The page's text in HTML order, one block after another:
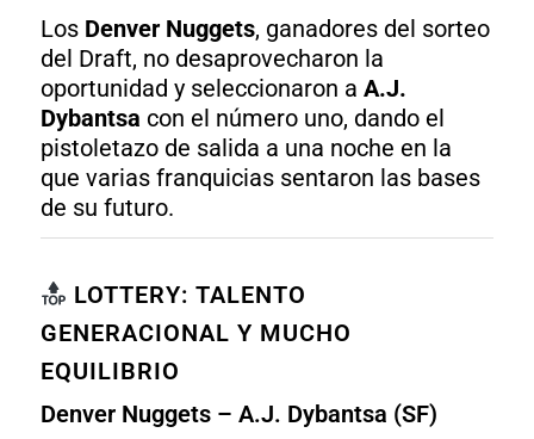
Los Denver Nuggets, ganadores del sorteo
del Draft, no desaprovecharon la
oportunidad y seleccionaron a A.J.
Dybantsa con el número uno, dando el
pistoletazo de salida a una noche en la
que varias franquicias sentaron las bases
de su futuro.
LOTTERY: TALENTO
GENERACIONAL Y MUCHO
EQUILIBRIO
Denver Nuggets – A.J. Dybantsa (SF)